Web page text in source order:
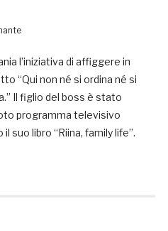
l’iniziativa di affiggere in
“Qui non né si ordina né si
Il figlio del boss è stato
programma televisivo
suo libro “Riina, family life”.